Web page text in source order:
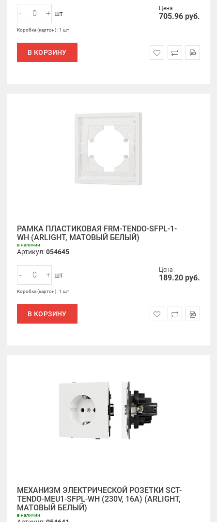
Цена
705.96 руб.
- + шт
Коробка (картон) : 1 шт
В КОРЗИНУ
РАМКА ПЛАСТИКОВАЯ FRM-TENDO-SFPL-1-
WH (ARLIGHT, МАТОВЫЙ БЕЛЫЙ)
в наличии
Артикул:054645
Цена
189.20 руб.
- + шт
Коробка (картон) : 1 шт
В КОРЗИНУ
МЕХАНИЗМ ЭЛЕКТРИЧЕСКОЙ РОЗЕТКИ SCT-
TENDO-MEU1-SFPL-WH (230V, 16A) (ARLIGHT,
МАТОВЫЙ БЕЛЫЙ)
в наличии